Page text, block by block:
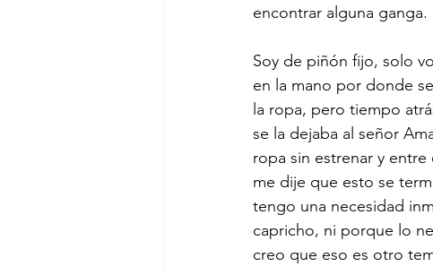
encontrar alguna ganga.
Soy de piñón fijo, solo
en la mano por donde
la ropa, pero tiempo
se la dejaba al señor
ropa sin estrenar y
me dije que esto se
tengo una necesidad
capricho, ni porque lo
creo que eso es otro